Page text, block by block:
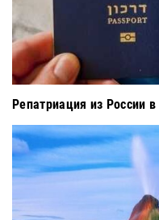
Репатриация из России